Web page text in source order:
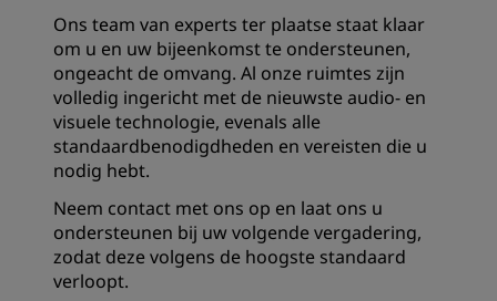
Ons team van experts ter plaatse staat klaar
om u en uw bijeenkomst te ondersteunen,
ongeacht de omvang. Al onze ruimtes zijn
volledig ingericht met de nieuwste audio- en
visuele technologie, evenals alle
standaardbenodigdheden en vereisten die u
nodig hebt.
Neem contact met ons op en laat ons u
ondersteunen bij uw volgende vergadering,
zodat deze volgens de hoogste standaard
verloopt.